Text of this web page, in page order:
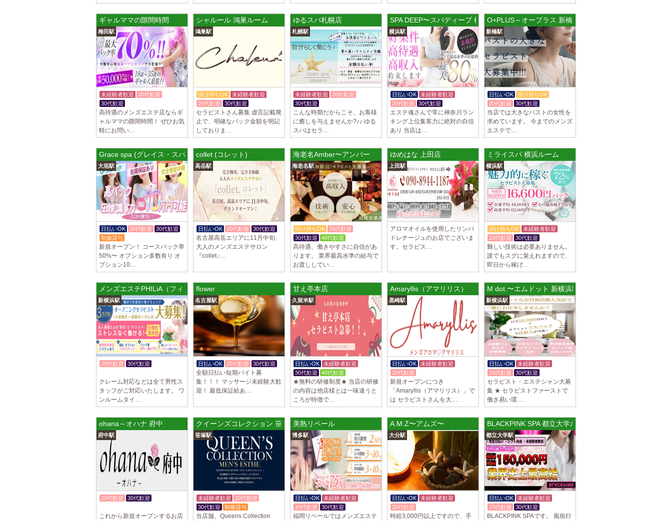
Diamond～ダイヤモンド～
只今NEW OPENにつきセラピストが不足しています！ 今後も新規
出店が続くため、一緒に働いてくれるセラピストを大募集しま
す！ 女性…
2025/03/29[自由が丘駅]
LIVSPA (リブスパ) 自由が丘ルーム
当店の募集は嘘偽り等なく、記載通りにしっかりお給料をお支払
いさせていただきます。 とても働きやすいお店作りを心がけてお
ります…
2025/03/29
LIVSPA (リブスパ) 川崎ルーム
当店の募集は嘘偽り等なく、記載通りにしっかりお給料をお支払
いさせていただきます。 とても働きやすいお店作りを心がけてお
ります…
2025/03/29[蒲田駅]
LIVSPA (リブスパ) 蒲田ルーム
当店の募集は嘘偽り等なく、記載通りにしっかりお給料をお支払
いさせていただきます。 とても働きやすいお店作りを心がけてお
ります…
2025/03/28[恵比寿駅]
初めまして、大人の隠れ家の女店長です。 当店では業界の闇であ
トが講…
2025/03/28
大人の隠れ家 渋谷ルーム
初めまして、大人の隠れ家の女店長です。 当店では業界の闇であ
る講習時のセクハラを撲滅するために女店長または在籍セラピス
トが講…
2025/03/28[亀有駅]
aroma Angel
セラピストさんを大募集しております 完全歩合で50%〜60%以
上！！ 掛け持ちOK、完全個室待機など嬉しい高待遇が盛りだく
さんです♪ …
2025/03/28[東海学園前駅]
デビルキャット
24時間営業！自由シフトで好きな時間に働ける 未経験者歓迎♪個
室待機でゆっくり自分の好きな事ができます♪ 可愛い制服もご用
意して…
ギャルママの隙間時間
梅田駅
未経験者歓迎
20代歓迎
30代歓迎
高待遇のメンズエステ店ならギ
ャルママの隙間時間！ ぜひお気
軽にお問い…
シャルール 鴻巣ルーム
鴻巣駅
掛け持ちOK
未経験者歓迎
20代歓迎
30代歓迎
セラピストさん募集 虚言記載廃
止で、明確なバック金額を明記
しておりま…
ゆるスパ札幌店
札幌駅
未経験者歓迎
20代歓迎
30代歓迎
こんな時期だからこそ、お客様
に癒しを与えませんか?♪♪ ゆる
スパはセラ…
SPA DEEP〜スパディープ 横浜駅西口ルーム
横浜駅
日払いOK
未経験者歓迎
20代歓迎
30代歓迎
エステ魂さんで常に神奈川ラン
キング上位集客力に絶対の自信
あり 当店は…
O+PLUS～オープラス 新橋ルーム
新橋駅
日払いOK
掛け持ちOK
20代歓迎
30代歓迎
当店では大きなバストの女性を
求めています。 今までのメンズ
エステで…
Grace spa (グレイス・スパ)
大垣駅
日払いOK 20代歓迎
30代歓迎
制服貸与
新規オープン！ コースバック率
50%〜 オプション多数有り オ
プション10…
collet (コレット)
高岳駅
日払いOK 20代歓迎 30代歓迎
名古屋高岳エリアに11月中旬、
大人のメンズエステサロン
『collet.-…
海老名Amber〜アンバー
海老名駅
掛け持ちOK
20代歓迎
30代歓迎
40代歓迎
高待遇、働きやすさに自信があ
ります。 業界最高水準の給与で
お渡ししてい…
ゆめはな 上田店
上田駅
アロマオイルを使用したリンパ
ドレナージュのお店でございま
す。セラピス…
ミライスパ 横浜ルーム
横浜駅
掛け持ちOK
未経験者歓迎
20代歓迎
30代歓迎
難しい技術は必要ありません。
誰でもスグに覚えれますので、
即日から稼げ…
メンズエステPHILiA（フィリア）
新横浜駅
20代歓迎
30代歓迎
クレーム対応などは全て男性ス
タッフがご対応いたします。 ワ
ンルームタイ…
flower
名古屋駅
日払いOK 20代歓迎 30代歓迎
全額日払い短期バイト募
集！！！ マッサージ未経験大歓
迎！ 最低保証給あ…
甘え亭本店
久留米駅
日払いOK
未経験者歓迎
30代歓迎
40代歓迎
★無料の研修制度★ 当店の研修
の内容は他店様とは一味違うと
ころが特徴で…
Amaryllis（アマリリス）
黒崎駅
日払いOK
未経験者歓迎
20代歓迎
新規オープンにつき
「Amaryllis（アマリリス）」で
は セラピストさんを大…
M dot.〜エムドット 新横浜駅前店
新横浜駅
日払いOK
未経験者歓迎
20代歓迎
30代歓迎
セラピスト・エステシャン大募
集 ★ セラピストファーストで
働き易い環…
ohana～オハナ 府中
府中駅
20代歓迎
30代歓迎
これから新規オープンするお店
クイーンズコレクション 笹塚ルーム
笹塚駅
未経験者歓迎
20代歓迎
30代歓迎
制服貸与
当店舗、Queens Collection
美熟リペール
博多駅
日払いOK
未経験者歓迎
20代歓迎
30代歓迎
福岡リペールではメンズエステ
A.M.Z〜アムズ〜
大分駅
日払いOK
未経験者歓迎
20代歓迎
時給3,000円以上ですので、手
BLACKPINK SPA 都立大学ルーム
都立大学駅
日払いOK
未経験者歓迎
20代歓迎
30代歓迎
BLACKPINK SPAです。 風俗行